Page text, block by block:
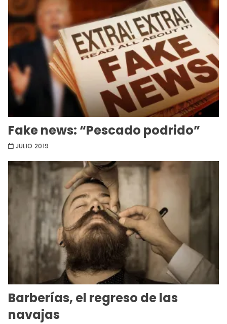
Fake news: “Pescado podrido”
JULIO 2019
Barberías, el regreso de las
navajas